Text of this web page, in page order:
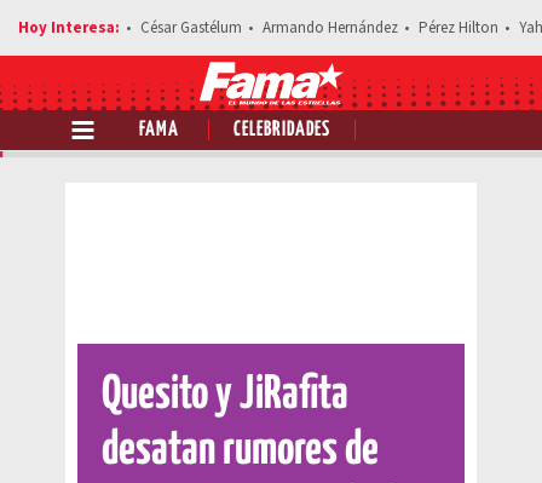
César Gastélum Armando Hernández Pérez Hilton
FAMA CELEBRIDADES
Comparte esta noticia
Quesito y JiRafita
desatan rumores de